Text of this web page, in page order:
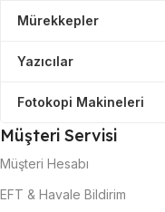
Mürekkepler
Yazıcılar
Fotokopi Makineleri
Müşteri Servisi
Müşteri Hesabı
EFT & Havale Bildirim